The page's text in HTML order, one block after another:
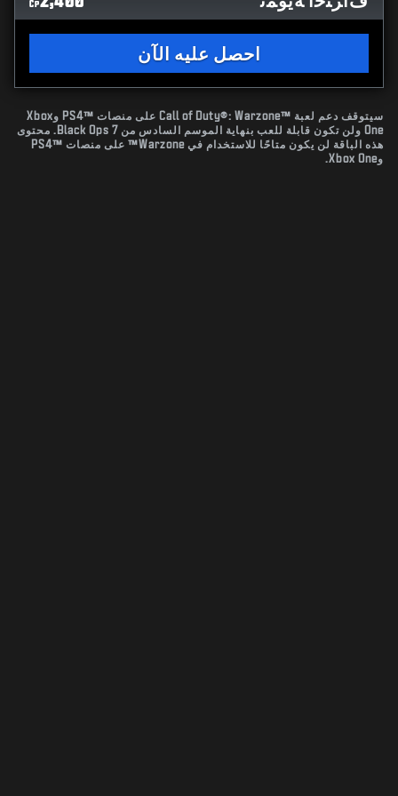
CP
احصل عليه الآن
سيتوقف دعم لعبة Call of Duty®: Warzone™‎ على منصات PS4™‎ وXbox
One ولن تكون قابلة للعب بنهاية الموسم السادس من Black Ops 7. محتوى
هذه الباقة لن يكون متاحًا للاستخدام في Warzone™ على منصات PS4™‎
وXbox One.